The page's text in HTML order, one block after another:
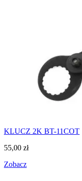
KLUCZ 2K BT-11COT
55,00 zł
Zobacz